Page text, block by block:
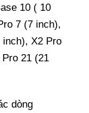
10 ( 10
7 (7 inch),
inch), X2 Pro
21 (21
dòng